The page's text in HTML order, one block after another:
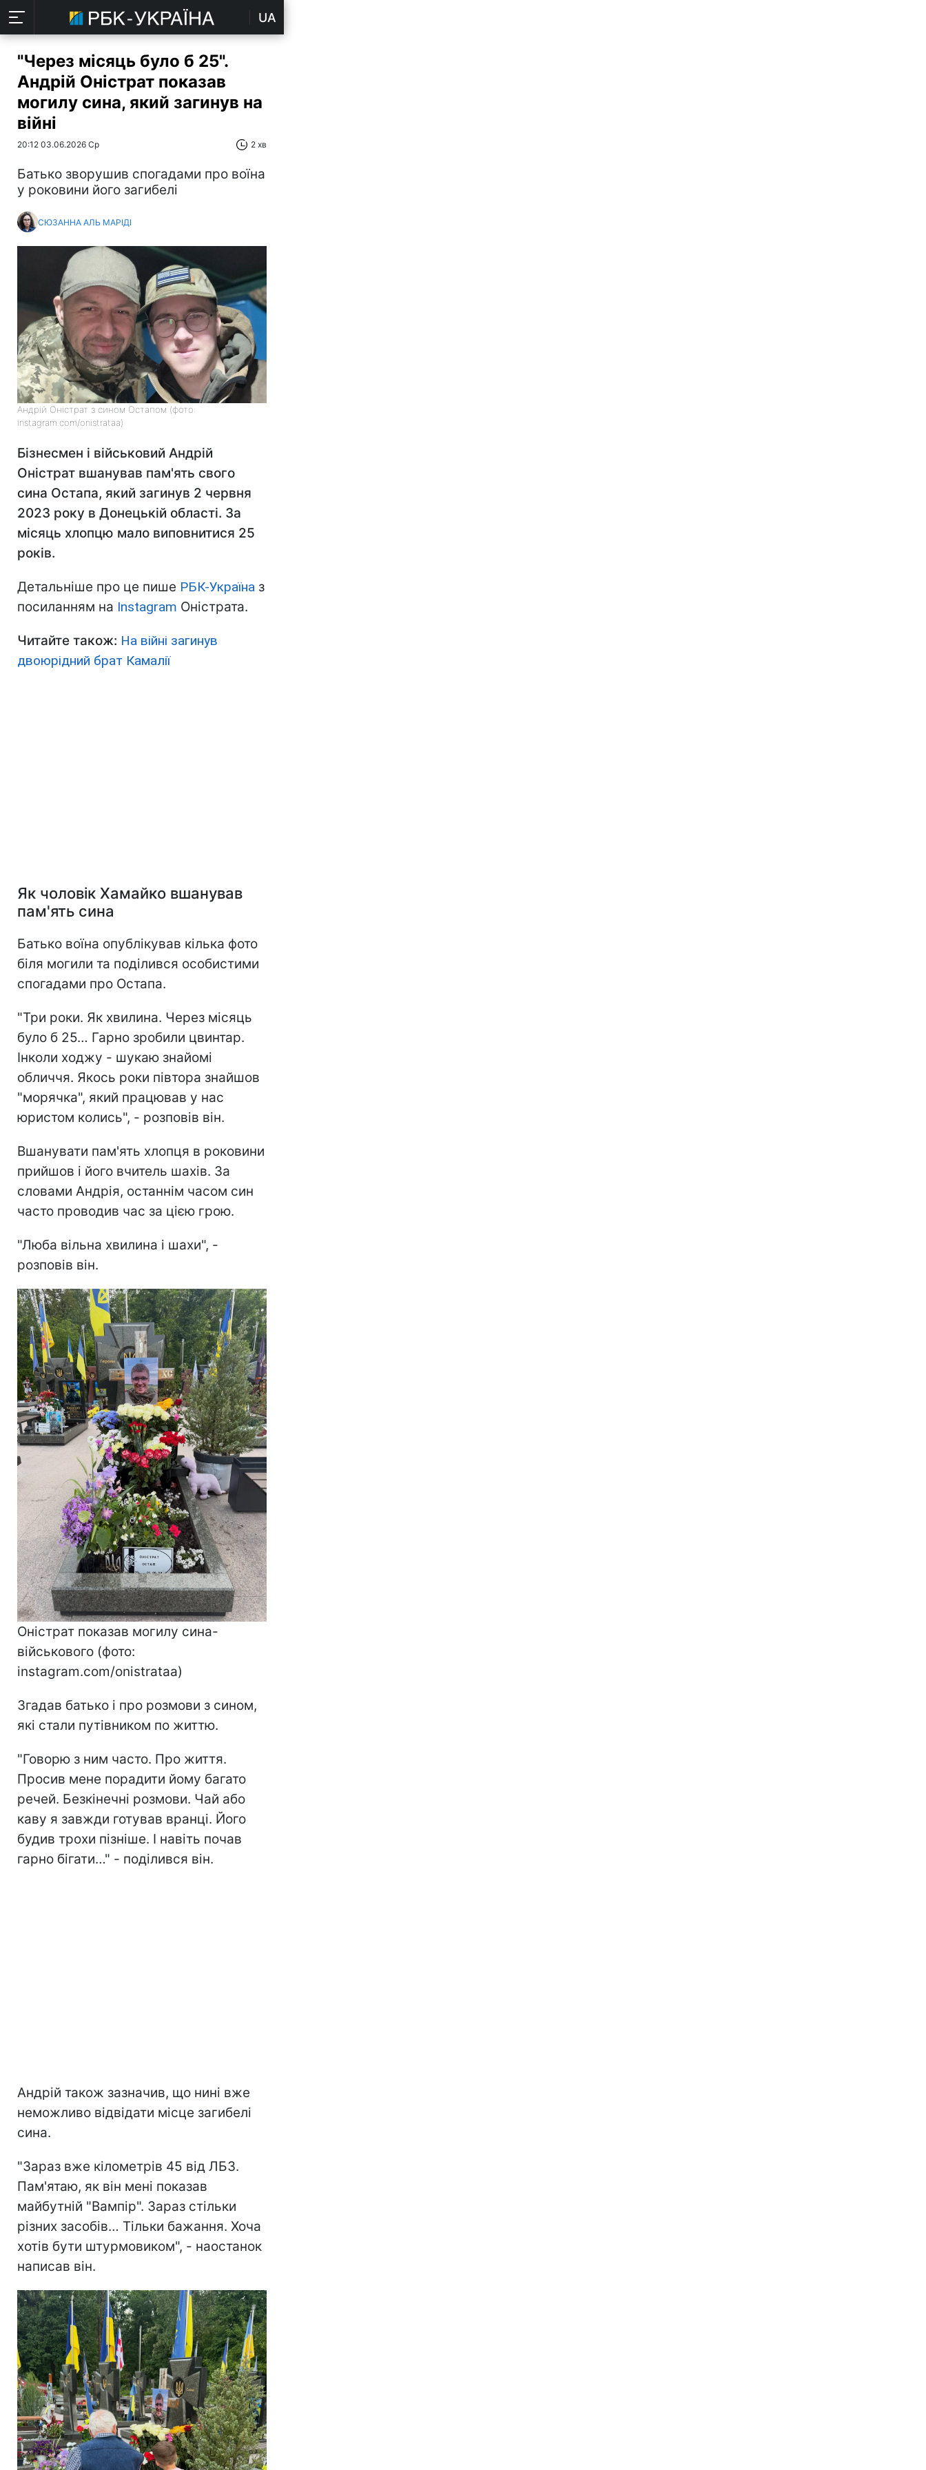
UA
"Через місяць було б 25".
Андрій Оністрат показав
могилу сина, який загинув на
війні
20:12 03.06.2026 Ср 2 хв
Батько зворушив спогадами про воїна
у роковини його загибелі
СЮЗАННА АЛЬ МАРІДІ
Андрій Оністрат з сином Остапом (фото:
instagram.com/onistrataa)
Бізнесмен і військовий Андрій
Оністрат вшанував пам'ять свого
сина Остапа, який загинув 2 червня
2023 року в Донецькій області. За
місяць хлопцю мало виповнитися 25
років.
Детальніше про це пише РБК-Україна з
посиланням на Instagram Оністрата.
Читайте також: На війні загинув
двоюрідний брат Камалії
Як чоловік Хамайко вшанував
пам'ять сина
Батько воїна опублікував кілька фото
біля могили та поділився особистими
спогадами про Остапа.
"Три роки. Як хвилина. Через місяць
було б 25… Гарно зробили цвинтар.
Інколи ходжу - шукаю знайомі
обличчя. Якось роки півтора знайшов
"морячка", який працював у нас
юристом колись", - розповів він.
Вшанувати пам'ять хлопця в роковини
прийшов і його вчитель шахів. За
словами Андрія, останнім часом син
часто проводив час за цією грою.
"Люба вільна хвилина і шахи", -
розповів він.
Оністрат показав могилу сина-
військового (фото:
instagram.com/onistrataa)
Згадав батько і про розмови з сином,
які стали путівником по життю.
"Говорю з ним часто. Про життя.
Просив мене порадити йому багато
речей. Безкінечні розмови. Чай або
каву я завжди готував вранці. Його
будив трохи пізніше. І навіть почав
гарно бігати…" - поділився він.
Андрій також зазначив, що нині вже
неможливо відвідати місце загибелі
сина.
"Зараз вже кілометрів 45 від ЛБЗ.
Пам'ятаю, як він мені показав
майбутній "Вампір". Зараз стільки
різних засобів… Тільки бажання. Хоча
хотів бути штурмовиком", - наостанок
написав він.